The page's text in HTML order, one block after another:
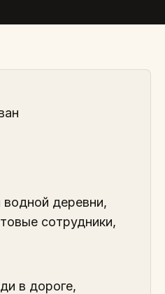
деревни,
сотрудники,
в дороге,